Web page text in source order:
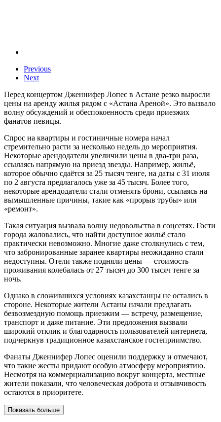
Previous
Next
Перед концертом Дженнифер Лопес в Астане резко выросли
цены на аренду жилья рядом с «Астана Ареной». Это вызвало
волну обсуждений и обеспокоенность среди приезжих
фанатов певицы.
Спрос на квартиры и гостиничные номера начал
стремительно расти за несколько недель до мероприятия.
Некоторые арендодатели увеличили цены в два-три раза,
ссылаясь напрямую на приезд звезды. Например, жильё,
которое обычно сдаётся за 25 тысяч тенге, на даты с 31 июля
по 2 августа предлагалось уже за 45 тысяч. Более того,
некоторые арендодатели стали отменять брони, ссылаясь на
вымышленные причины, такие как «прорыв трубы» или
«ремонт».
Такая ситуация вызвала волну недовольства в соцсетях. Гости
города жаловались, что найти доступное жильё стало
практически невозможно. Многие даже столкнулись с тем,
что забронированные заранее квартиры неожиданно стали
недоступны. Отели также подняли цены — стоимость
проживания колебалась от 27 тысяч до 300 тысяч тенге за
ночь.
Однако в сложившихся условиях казахстанцы не остались в
стороне. Некоторые жители Астаны начали предлагать
безвозмездную помощь приезжим — встречу, размещение,
транспорт и даже питание. Эти предложения вызвали
широкий отклик и благодарность пользователей интернета,
подчеркнув традиционное казахстанское гостеприимство.
Фанаты Дженнифер Лопес оценили поддержку и отмечают,
что такие жесты придают особую атмосферу мероприятию.
Несмотря на коммерциализацию вокруг концерта, местные
жители показали, что человеческая доброта и отзывчивость
остаются в приоритете.
Показать больше